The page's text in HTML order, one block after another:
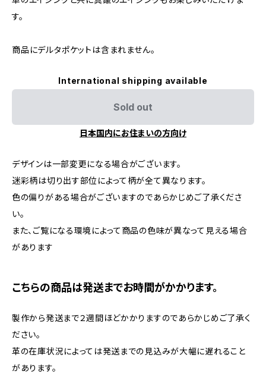
す。
商品にデルタポケットは含まれません。
International shipping available
Sold out
日本国内にお住まいの方向け
デザインは一部変更になる場合がございます。
迷彩柄は切り出す部位によって柄が全て異なります。
色の偏りがある場合がございますのであらかじめご了承くださ
い。
また、ご覧になる環境によって商品の色味が異なって見える場合
があります
こちらの商品は発送までお時間がかかります。
製作から発送まで２週間ほどかかりますのであらかじめご了承く
ださい。
革の在庫状況によっては発送までの見込みが大幅に遅れること
があります。